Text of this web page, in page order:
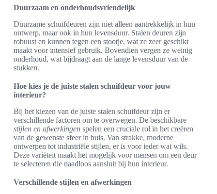
Duurzaam en onderhoudsvriendelijk
Duurzame schuifdeuren zijn niet alleen aantrekkelijk in hun
ontwerp, maar ook in hun levensduur. Stalen deuren zijn
robuust en kunnen tegen een stootje, wat ze zeer geschikt
maakt voor intensief gebruik. Bovendien vergen ze weinig
onderhoud, wat bijdraagt aan de lange levensduur van de
stukken.
Hoe kies je de juiste stalen schuifdeur voor jouw
interieur?
Bij het kiezen van de juiste stalen schuifdeur zijn er
verschillende factoren om te overwegen. De beschikbare
stijlen en afwerkingen spelen een cruciale rol in het creëren
van de gewenste sfeer in huis. Van strakke, moderne
ontwerpen tot industriële stijlen, er is voor ieder wat wils.
Deze variëteit maakt het mogelijk voor mensen om een deur
te selecteren die naadloos aansluit bij hun interieur.
Verschillende stijlen en afwerkingen